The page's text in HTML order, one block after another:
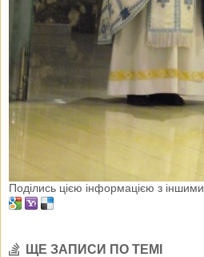
Поділись цією інформацією з іншими
ЩЕ ЗАПИСИ ПО ТЕМІ